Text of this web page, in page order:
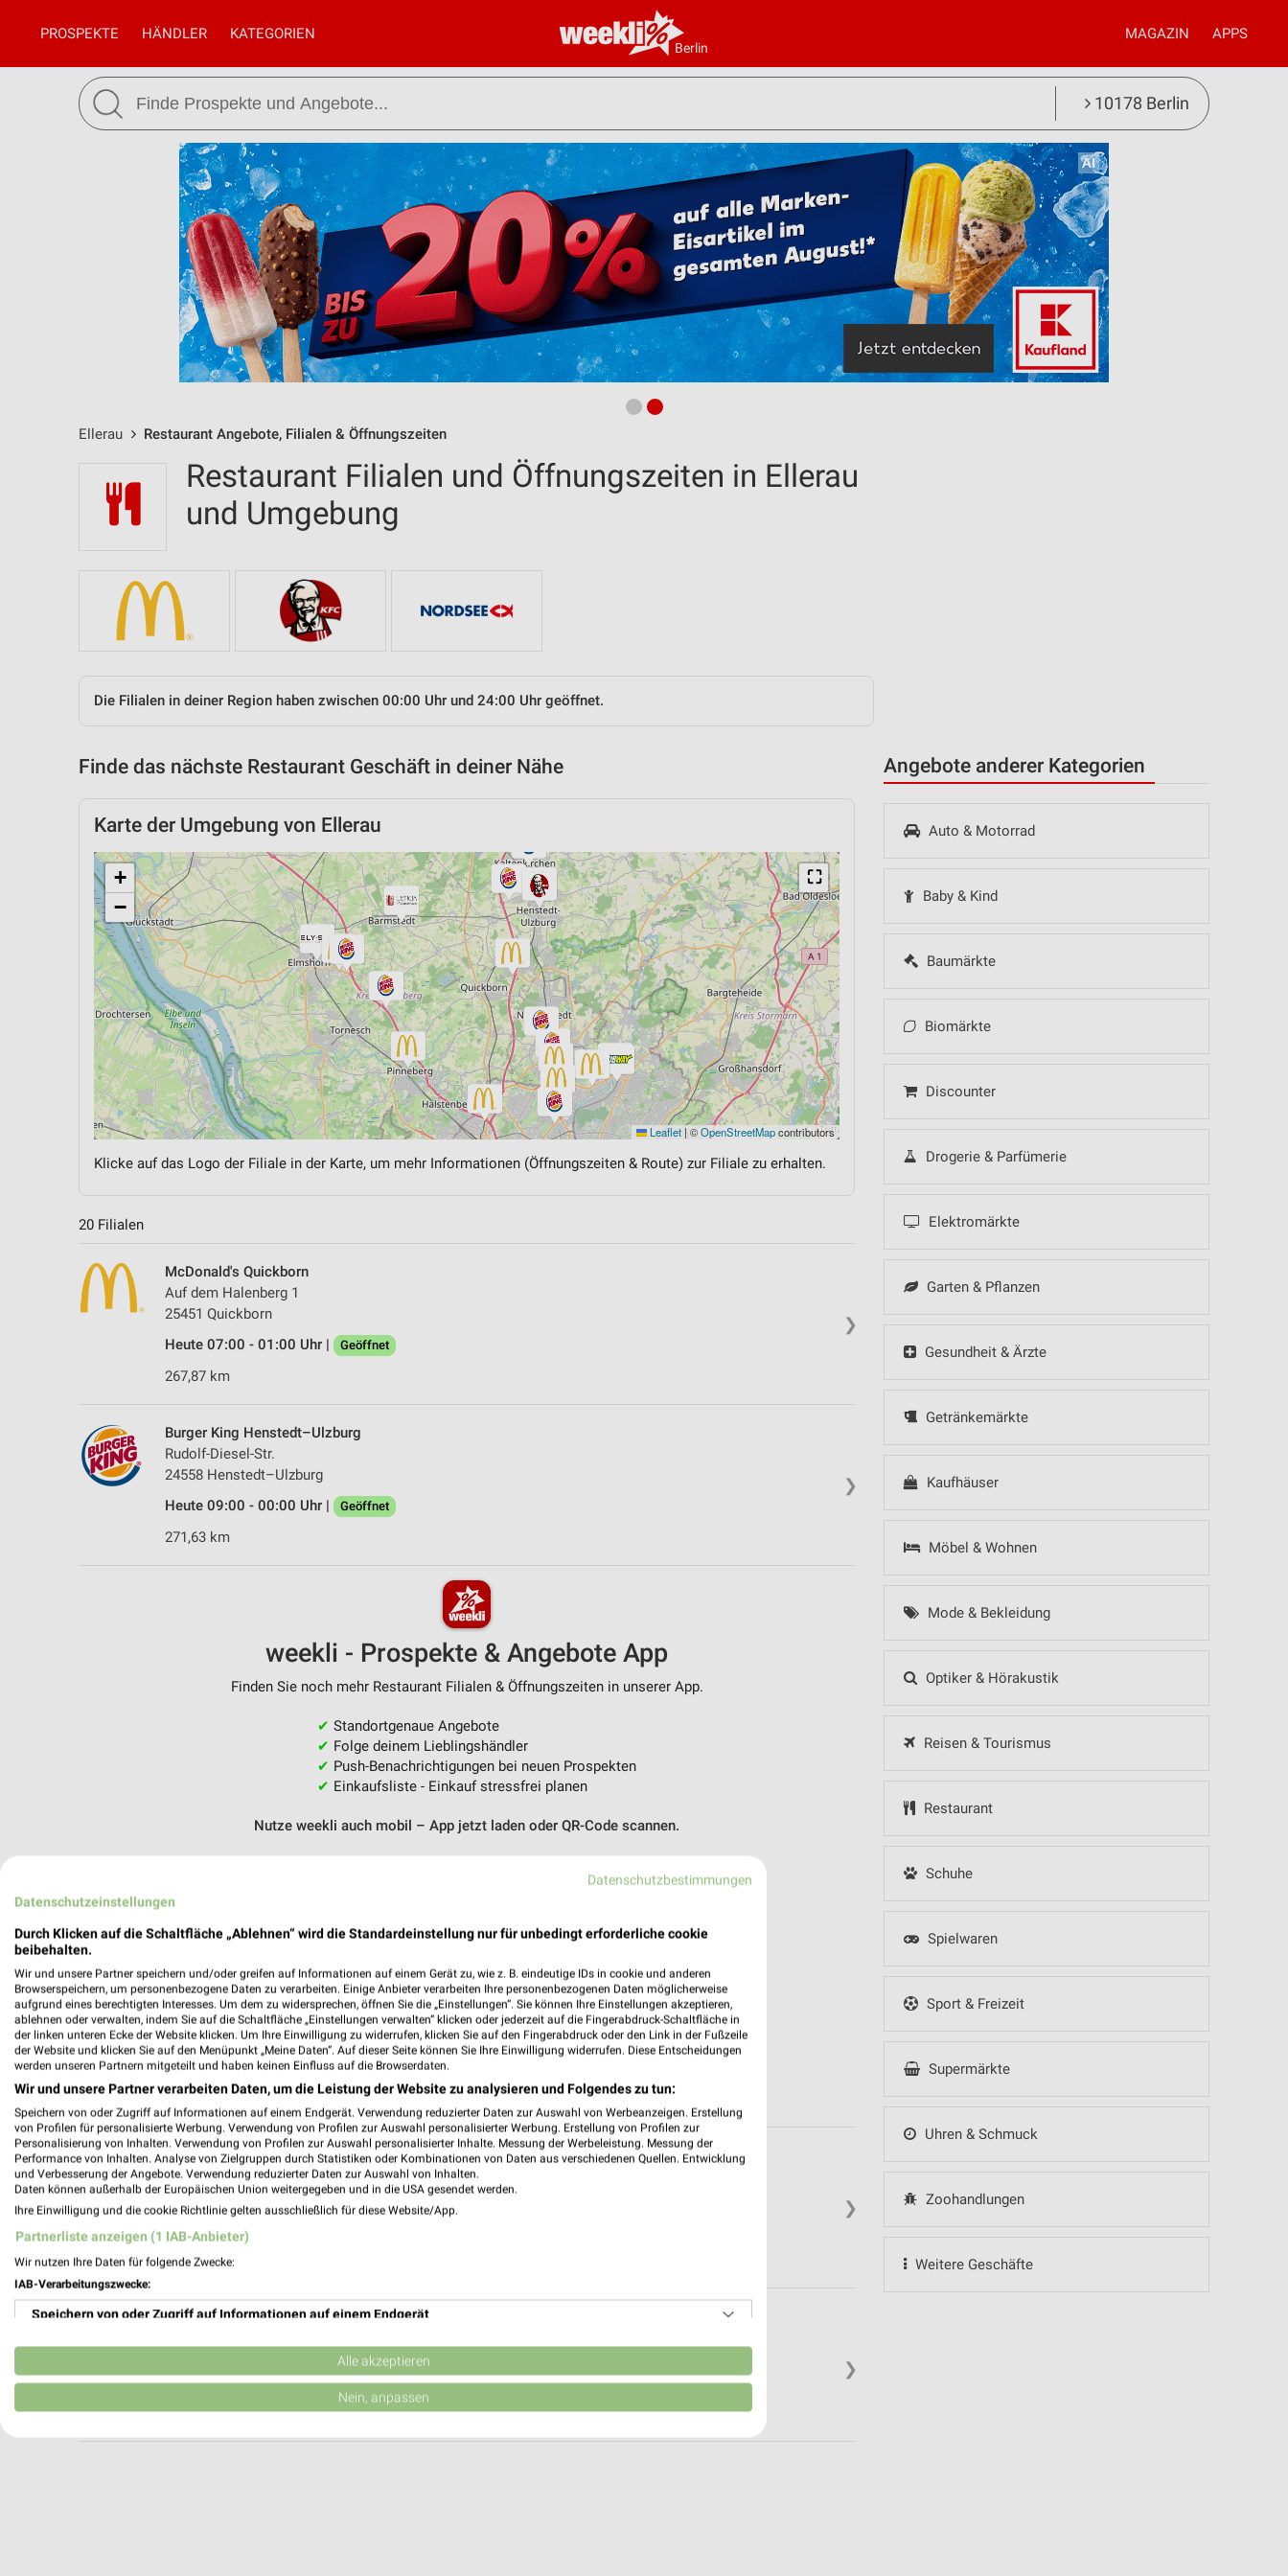
Berlin
PROSPEKTE HÄNDLER KATEGORIEN MAGAZIN APPS
10178 Berlin
Ellerau Restaurant Angebote, Filialen & Öffnungszeiten
Angebote anderer Kategorien
Auto & Motorrad
Baby & Kind
Baumärkte
Biomärkte
Discounter
Drogerie & Parfümerie
Elektromärkte
Garten & Pflanzen
Gesundheit & Ärzte
Getränkemärkte
Kaufhäuser
Möbel & Wohnen
Mode & Bekleidung
Optiker & Hörakustik
Reisen & Tourismus
Restaurant
Schuhe
Spielwaren
Sport & Freizeit
Supermärkte
Uhren & Schmuck
Zoohandlungen
Weitere Geschäfte
Restaurant Filialen und Öffnungszeiten in Ellerau
und Umgebung
Die Filialen in deiner Region haben zwischen 00:00 Uhr und 24:00 Uhr geöffnet.
Finde das nächste Restaurant Geschäft in deiner Nähe
Karte der Umgebung von Ellerau
⛶
+
−
Leaflet | ©OpenStreetMapcontributors
Klicke auf das Logo der Filiale in der Karte, um mehr Informationen (Öffnungszeiten & Route) zur Filiale zu erhalten.
20 Filialen
❯
McDonald's Quickborn
Auf dem Halenberg 1
25451 Quickborn
Heute 07:00 - 01:00 Uhr |
Geöffnet
267,87 km
❯
Burger King Henstedt–Ulzburg
Rudolf-Diesel-Str.
24558 Henstedt–Ulzburg
Heute 09:00 - 00:00 Uhr |
Geöffnet
271,63 km
weekli - Prospekte & Angebote App
Finden Sie noch mehr Restaurant Filialen & Öffnungszeiten in unserer App.
✔ Standortgenaue Angebote
✔ Folge deinem Lieblingshändler
✔ Push-Benachrichtigungen bei neuen Prospekten
✔ Einkaufsliste - Einkauf stressfrei planen
Nutze weekli auch mobil – App jetzt laden oder QR-Code scannen.
❯
KFC Henstedt-Ulzburg
Am Bahnbogen 2
24558 Henstedt-Ulzburg
Heute 11:00 - 22:00 Uhr |
268,86 km
❯
McDonald's Henstedt-Ulzburg
Heute 08:00 - 01:00 Uhr | Geöffnet
Datenschutzbestimmungen
Datenschutzeinstellungen
Durch Klicken auf die Schaltfläche „Ablehnen“ wird die Standardeinstellung nur für unbedingt erforderliche cookie
beibehalten.
Wir und unsere Partner speichern und/oder greifen auf Informationen auf einem Gerät zu, wie z. B. eindeutige IDs in cookie und anderen
Browserspeichern, um personenbezogene Daten zu verarbeiten. Einige Anbieter verarbeiten Ihre personenbezogenen Daten möglicherweise
aufgrund eines berechtigten Interesses. Um dem zu widersprechen, öffnen Sie die „Einstellungen“. Sie können Ihre Einstellungen akzeptieren,
ablehnen oder verwalten, indem Sie auf die Schaltfläche „Einstellungen verwalten“ klicken oder jederzeit auf die Fingerabdruck-Schaltfläche in
der linken unteren Ecke der Website klicken. Um Ihre Einwilligung zu widerrufen, klicken Sie auf den Fingerabdruck oder den Link in der Fußzeile
der Website und klicken Sie auf den Menüpunkt „Meine Daten“. Auf dieser Seite können Sie Ihre Einwilligung widerrufen. Diese Entscheidungen
werden unseren Partnern mitgeteilt und haben keinen Einfluss auf die Browserdaten.
Wir und unsere Partner verarbeiten Daten, um die Leistung der Website zu analysieren und Folgendes zu tun:
Speichern von oder Zugriff auf Informationen auf einem Endgerät. Verwendung reduzierter Daten zur Auswahl von Werbeanzeigen. Erstellung
von Profilen für personalisierte Werbung. Verwendung von Profilen zur Auswahl personalisierter Werbung. Erstellung von Profilen zur
Personalisierung von Inhalten. Verwendung von Profilen zur Auswahl personalisierter Inhalte. Messung der Werbeleistung. Messung der
Performance von Inhalten. Analyse von Zielgruppen durch Statistiken oder Kombinationen von Daten aus verschiedenen Quellen. Entwicklung
und Verbesserung der Angebote. Verwendung reduzierter Daten zur Auswahl von Inhalten.
Daten können außerhalb der Europäischen Union weitergegeben und in die USA gesendet werden.
Ihre Einwilligung und die cookie Richtlinie gelten ausschließlich für diese Website/App.
Partnerliste anzeigen (1 IAB-Anbieter)
Wir nutzen Ihre Daten für folgende Zwecke:
IAB-Verarbeitungszwecke:
Speichern von oder Zugriff auf Informationen auf einem Endgerät
Verwendung reduzierter Daten zur Auswahl von Werbeanzeigen
Erstellung von Profilen für personalisierte Werbung
Alle akzeptieren
Nein, anpassen